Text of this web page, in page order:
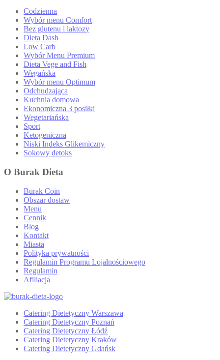
Codzienna
Wybór menu Comfort
Bez glutenu i laktozy
Dieta Dash
Low Carb
Wybór Menu Premium
Dieta Vege and Fish
Wegańska
Wybór menu Optimum
Odchudzająca
Kuchnia domowa
Ekonomiczna 3 posiłki
Wegetariańska
Sport
Ketogeniczna
Niski Indeks Glikemiczny
Sokowy detoks
O Burak Dieta
Burak Coin
Obszar dostaw
Menu
Cennik
Blog
Kontakt
Miasta
Polityka prywatności
Regulamin Programu Lojalnościowego
Regulamin
Afiliacja
Catering Dietetyczny Warszawa
Catering Dietetyczny Poznań
Catering Dietetyczny Łódź
Catering Dietetyczny Kraków
Catering Dietetyczny Gdańsk